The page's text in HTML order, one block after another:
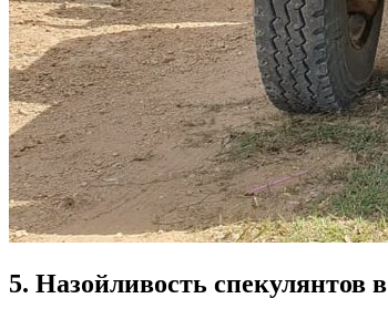
5. Назойливость спекулянтов